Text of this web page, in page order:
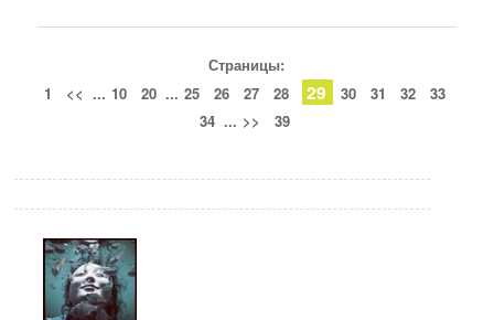
Страницы:
1
<< ... 10 20 ... 25 26 27 28 29 30 31 32
33
34 ... >> 39